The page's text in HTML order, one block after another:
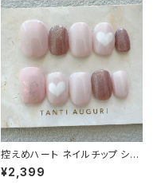
控えめハート ネイルチップ ショ
ート さりげない ラブブ はあと
ねいる 短め ガーリー 通販サイ
¥2,399